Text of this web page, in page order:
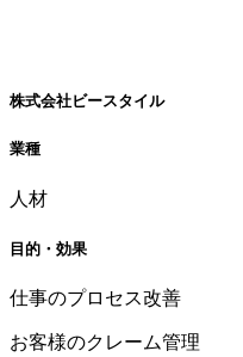
株式会社ビースタイル
業種
人材
目的・効果
仕事のプロセス改善
お客様のクレーム管理